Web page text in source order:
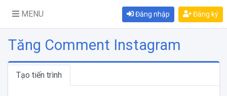
MENU Đăng nhập Đăng ký
Tăng Comment Instagram
Tạo tiến trình